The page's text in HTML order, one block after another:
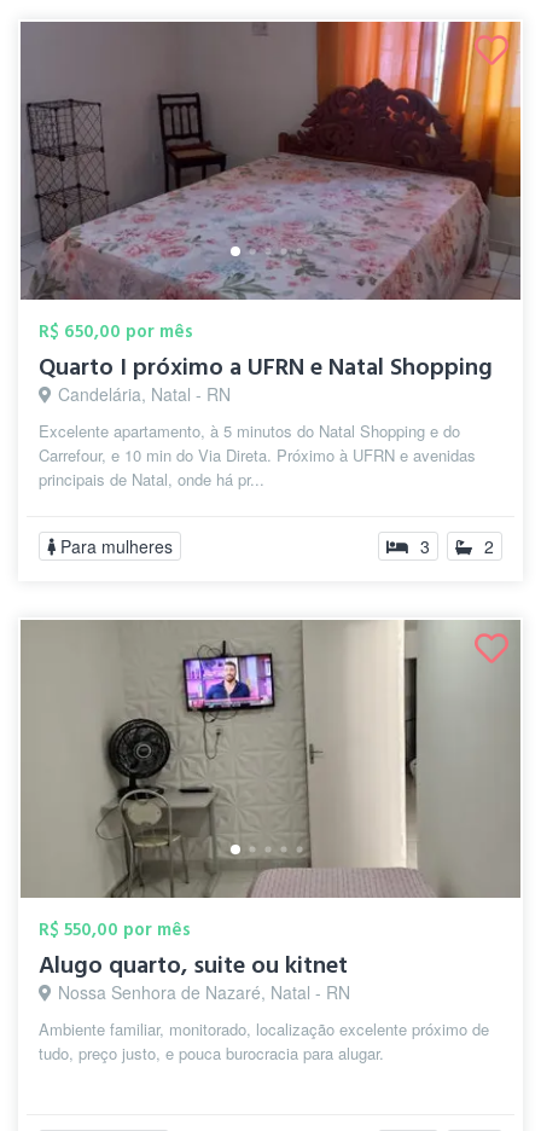
R$ 650,00 por mês
Quarto I próximo a UFRN e Natal Shopping
Candelária, Natal - RN
Excelente apartamento, à 5 minutos do Natal Shopping e do
Carrefour, e 10 min do Via Direta. Próximo à UFRN e avenidas
principais de Natal, onde há pr...
Para mulheres 3 2
R$ 550,00 por mês
Alugo quarto, suite ou kitnet
Nossa Senhora de Nazaré, Natal - RN
Ambiente familiar, monitorado, localização excelente próximo de
tudo, preço justo, e pouca burocracia para alugar.